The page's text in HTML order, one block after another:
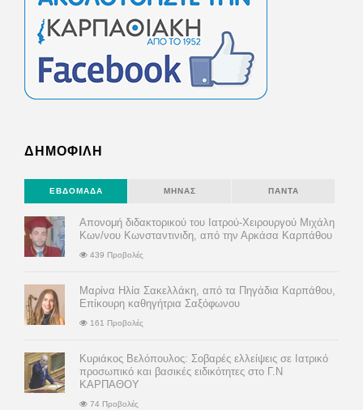
ΔΗΜΟΦΙΛΗ
ΕΒΔΟΜΆΔΑ ΜΉΝΑΣ ΠΆΝΤΑ
Απονομή διδακτορικού του Ιατρού-Χειρουργού Μιχάλη
Κων/νου Κωνσταντινιδη, από την Αρκάσα Καρπάθου
439 Προβολές
Μαρίνα Ηλία Σακελλάκη, από τα Πηγάδια Καρπάθου,
Επίκουρη καθηγήτρια Σαξόφωνου
161 Προβολές
Κυριάκος Βελόπουλος: Σοβαρές ελλείψεις σε Ιατρικό
προσωπικό και βασικές ειδικότητες στο Γ.Ν
ΚΑΡΠΑΘΟΥ
74 Προβολές